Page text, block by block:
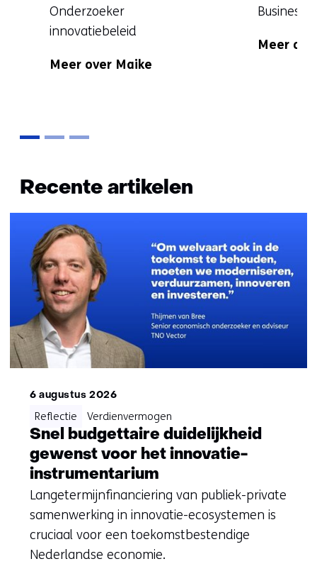
Functie:
Onderzoeker
innovatiebeleid
niet
Meer over Maike
Functie:
Business
niet
Meer
naar
Neem
contact
met
ons
op)
Recente artikelen
6 augustus 2026
Snel budgettaire duidelijkheid
gewenst voor het innovatie-
instrumentarium
Langetermijnfinanciering van publiek-private
samenwerking in innovatie-ecosystemen is
cruciaal voor een toekomstbestendige
Nederlandse economie.
Reflectie Verdienvermogen